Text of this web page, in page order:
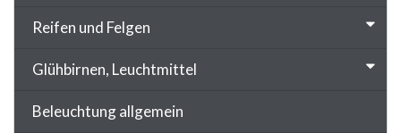
Reifen und Felgen
Glühbirnen, Leuchtmittel
Beleuchtung allgemein